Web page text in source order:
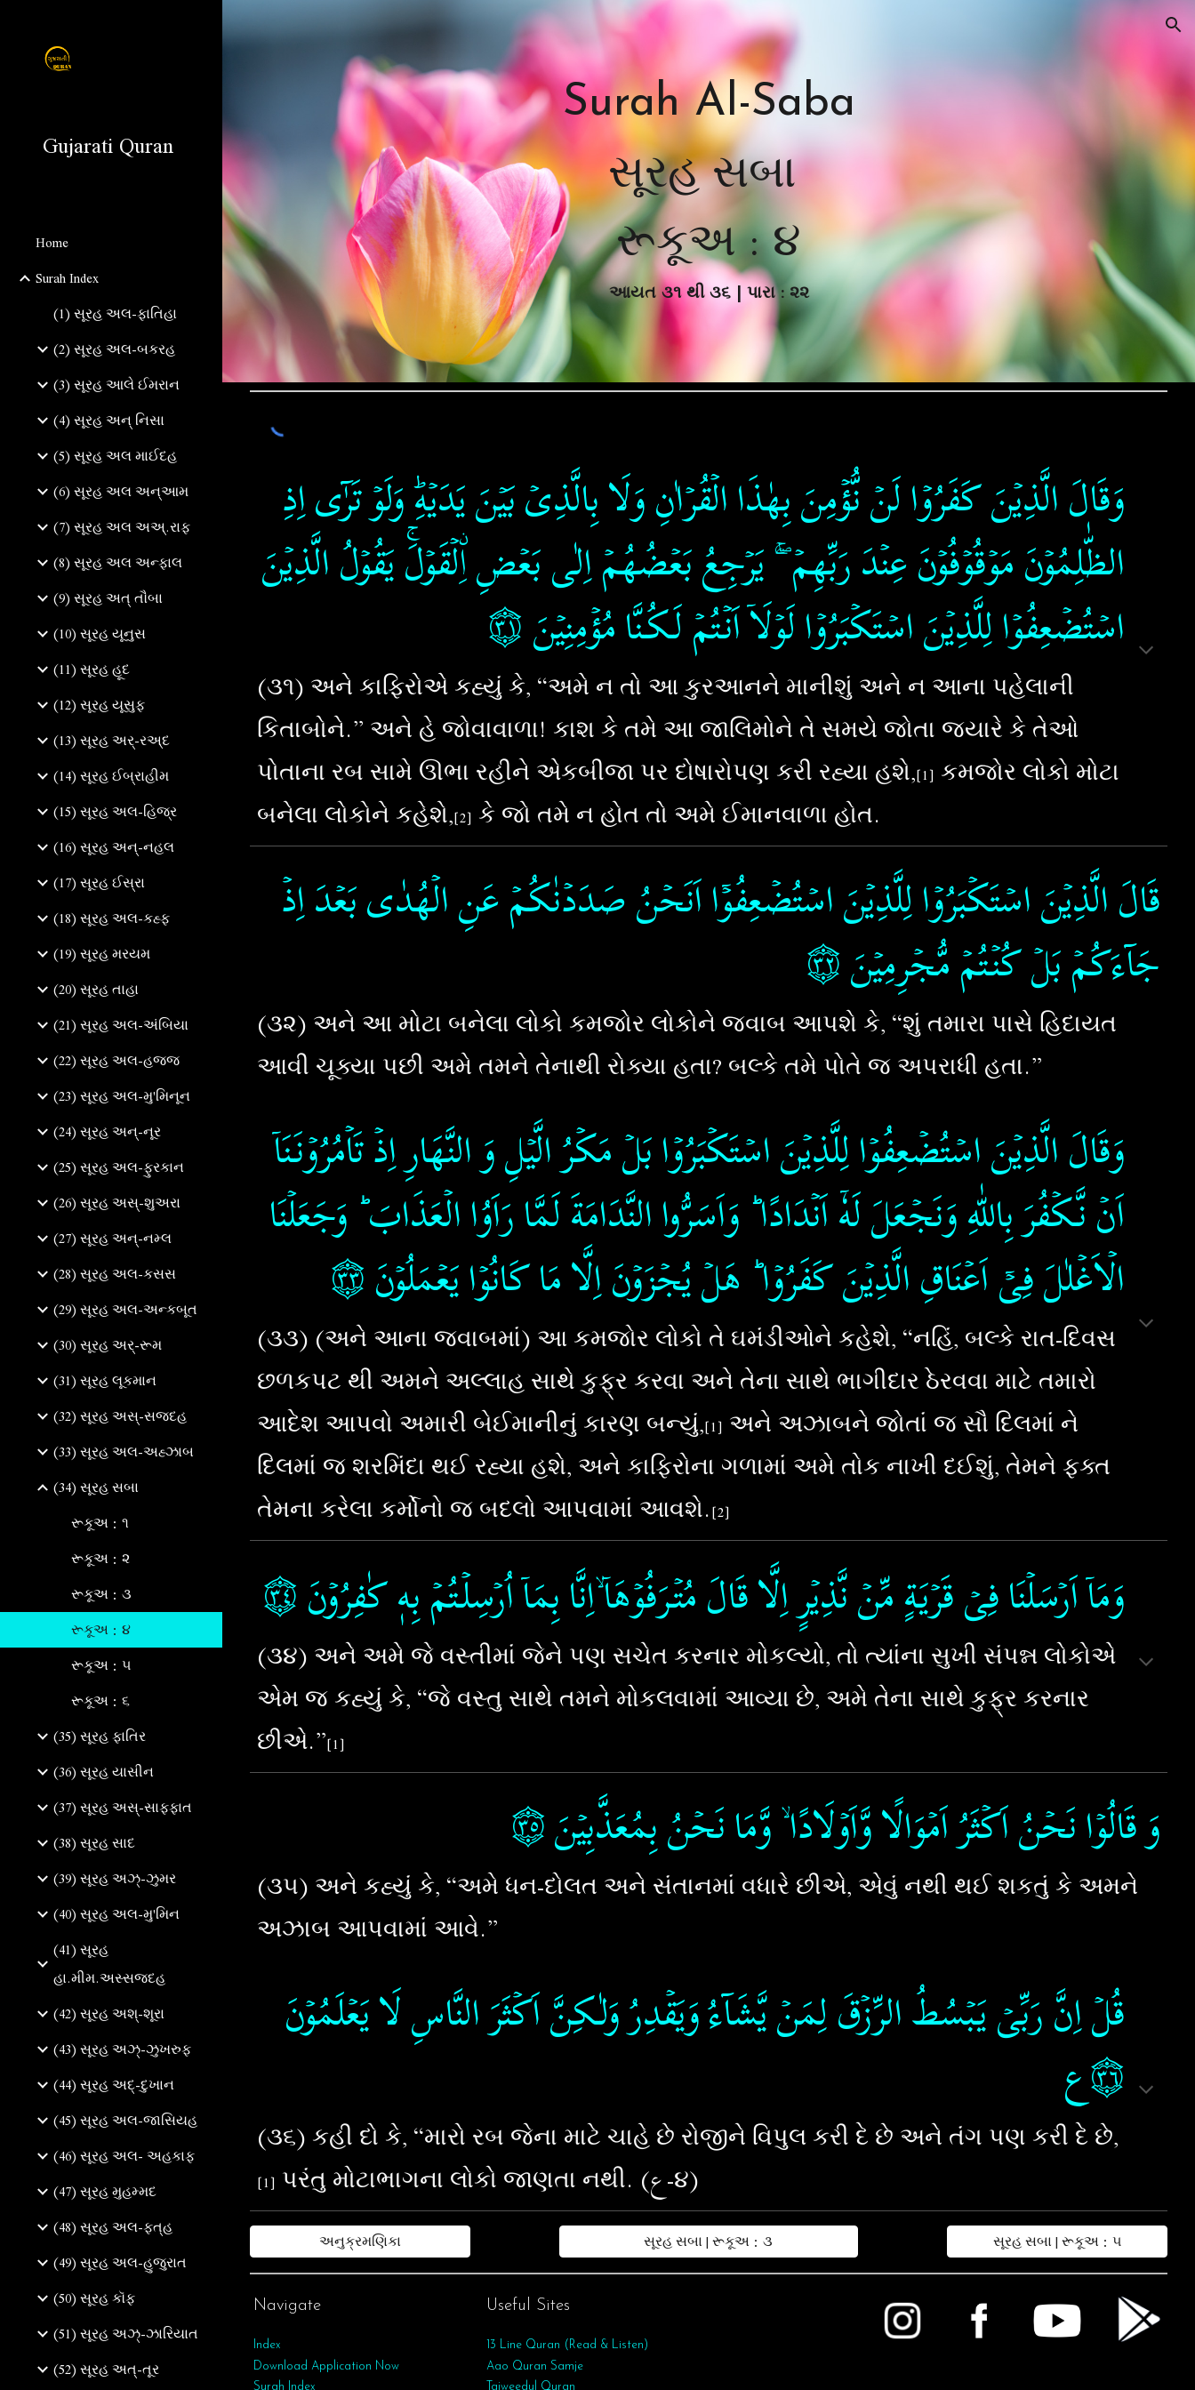
Skip to navigation
Gujarati Quran
Home
Surah Index
(1) સૂરહ અલ-ફાતિહા
(2) સૂરહ અલ-બકરહ
(3) સૂરહ આલે ઈમરાન
(4) સૂરહ અન્ નિસા
(5) સૂરહ અલ માઈદહ
(6) સૂરહ અલ અન્આમ
(7) સૂરહ અલ અઅ્.રાફ
(8) સૂરહ અલ અન્ફાલ
(9) સૂરહ અત્‌ તૌબા
(10) સૂરહ યૂનુસ
(11) સૂરહ હૂદ
(12) સૂરહ યૂસુફ
(13) સૂરહ અર્-રઅ્દ
(14) સૂરહ ઈબ્રાહીમ
(15) સૂરહ અલ-હિજ્ર
(16) સૂરહ અન્-નહલ
(17) સૂરહ ઈસ્રા
(18) સૂરહ અલ-કહ્ફ
(19) સૂરહ મરયમ
(20) સૂરહ તાહા
(21) સૂરહ અલ-અંબિયા
(22) સૂરહ અલ-હજ્જ
(23) સૂરહ અલ-મુ'મિનૂન
(24) સૂરહ અન્-નૂર
(25) સૂરહ અલ-ફુરકાન
(26) સૂરહ અસ્-શુઅરા
(27) સૂરહ અન્-નમ્લ
(28) સૂરહ અલ-કસસ
(29) સૂરહ અલ-અન્કબૂત
(30) સૂરહ અર્-રૂમ
(31) સૂરહ લૂકમાન
(32) સૂરહ અસ્-સજદહ
(33) સૂરહ અલ-અહ્ઝાબ
(34) સૂરહ સબા
રૂકૂઅ : ૧
રૂકૂઅ : ૨
રૂકૂઅ : ૩
રૂકૂઅ : ૪
રૂકૂઅ : ૫
રૂકૂઅ : ૬
(35) સૂરહ ફાતિર
(36) સૂરહ યાસીન
(37) સૂરહ અસ્-સાફફાત
(38) સૂરહ સાદ
(39) સૂરહ અઝ્-ઝુમર
(40) સૂરહ અલ-મુ'મિન
(41) સૂરહ
હા.મીમ.અસ્સજદહ
(42) સૂરહ અશ્-શૂરા
(43) સૂરહ અઝ્-ઝુખરુફ
(44) સૂરહ અદ્-દુખાન
(45) સૂરહ અલ-જાસિયહ
(46) સૂરહ અલ- અહકાફ
(47) સૂરહ મુહમ્મદ
(48) સૂરહ અલ-ફત્‌હ
(49) સૂરહ અલ-હુજુરાત
(50) સૂરહ કૉફ
(51) સૂરહ અઝ્-ઝારિયાત
(52) સૂરહ અત્-તૂર
Surah Al-Saba
સૂરહ સબા
રૂકૂઅ :૪
આયત ૩૧થી ૩૬| પારા : ૨૨
وَقَالَ الَّذِيۡنَ كَفَرُوۡا لَنۡ نُّؤۡمِنَ بِهٰذَا الۡقُرۡاٰنِ وَلَا بِالَّذِىۡ بَيۡنَ يَدَيۡهِؕ وَلَوۡ تَرٰٓى اِذِ
الظّٰلِمُوۡنَ مَوۡقُوۡفُوۡنَ عِنۡدَ رَبِّهِمۡ ۖۚ يَرۡجِعُ بَعۡضُهُمۡ اِلٰى بَعۡضِاِۨلۡقَوۡلَ​ۚ يَقُوۡلُ الَّذِيۡنَ
اسۡتُضۡعِفُوۡا لِلَّذِيۡنَ اسۡتَكۡبَرُوۡا لَوۡلَاۤ اَنۡـتُمۡ لَـكُـنَّا مُؤۡمِنِيۡنَ‏۝٣١
(૩૧) અને કાફિરોએ કહ્યું કે, “અમે ન તો આ કુરઆનને માનીશું અને ન આના પહેલાની
કિતાબોને.” અને હે જોવાવાળા! કાશ કે તમે આ જાલિમોને તે સમયે જોતા જ્યારે કે તેઓ
પોતાના રબ સામે ઊભા રહીને એકબીજા પર દોષારોપણ કરી રહ્યા હશે,[1] કમજોર લોકો મોટા
બનેલા લોકોને કહેશે,[2] કે જો તમે ન હોત તો અમે ઈમાનવાળા હોત.
قَالَ الَّذِيۡنَ اسۡتَكۡبَرُوۡا لِلَّذِيۡنَ اسۡتُضۡعِفُوۡۤا اَنَحۡنُ صَدَدۡنٰكُمۡ عَنِ الۡهُدٰى بَعۡدَ اِذۡ
جَآءَكُمۡ بَلۡ كُنۡتُمۡ مُّجۡرِمِيۡنَ‏۝٣٢
(૩૨) અને આ મોટા બનેલા લોકો કમજોર લોકોને જવાબ આપશે કે, “શું તમારા પાસે હિદાયત
આવી ચૂક્યા પછી અમે તમને તેનાથી રોક્યા હતા? બલ્કે તમે પોતે જ અપરાધી હતા.”
وَقَالَ الَّذِيۡنَ اسۡتُضۡعِفُوۡا لِلَّذِيۡنَ اسۡتَكۡبَرُوۡا بَلۡ مَكۡرُ الَّيۡلِ وَ النَّهَارِ اِذۡ تَاۡمُرُوۡنَـنَاۤ
اَنۡ نَّـكۡفُرَ بِاللّٰهِ وَنَجۡعَلَ لَهٗۤ اَنۡدَادًا ؕ وَاَسَرُّوا النَّدَامَةَ لَمَّا رَاَوُا الۡعَذَابَ ؕ وَجَعَلۡنَا
الۡاَغۡلٰلَ فِىۡۤ اَعۡنَاقِ الَّذِيۡنَ كَفَرُوۡا ؕ هَلۡ يُجۡزَوۡنَ اِلَّا مَا كَانُوۡا يَعۡمَلُوۡنَ۝٣٣
(૩૩) (અને આના જવાબમાં) આ કમજોર લોકો તે ઘમંડીઓને કહેશે, “નહિં, બલ્કે રાત-દિવસ
છળકપટ થી અમને અલ્લાહ સાથે કુફ્ર કરવા અને તેના સાથે ભાગીદાર ઠેરવવા માટે તમારો
આદેશ આપવો અમારી બેઈમાનીનું કારણ બન્યું,[1] અને અઝાબને જોતાં જ સૌ દિલમાં ને
દિલમાં જ શરમિંદા થઈ રહ્યા હશે, અને કાફિરોના ગળામાં અમે તોક નાખી દઈશું, તેમને ફક્ત
તેમના કરેલા કર્મોનો જ બદલો આપવામાં આવશે.[2]
وَمَاۤ اَرۡسَلۡنَا فِىۡ قَرۡيَةٍ مِّنۡ نَّذِيۡرٍ اِلَّا قَالَ مُتۡـرَفُوۡهَاۤ ۙاِنَّا بِمَاۤ اُرۡسِلۡـتُمۡ بِهٖ كٰفِرُوۡنَ‏۝٣٤
(૩૪) અને અમે જે વસ્તીમાં જેને પણ સચેત કરનાર મોકલ્યો, તો ત્યાંના સુખી સંપન્ન લોકોએ
એમ જ કહ્યું કે, “જે વસ્તુ સાથે તમને મોકલવામાં આવ્યા છે, અમે તેના સાથે કુફ્ર કરનાર
છીએ.”[1]
وَ قَالُوۡا نَحۡنُ اَكۡثَرُ اَمۡوَالًا وَّاَوۡلَادًا ۙ وَّمَا نَحۡنُ بِمُعَذَّبِيۡنَ‏۝٣٥
(૩૫) અને કહ્યું કે, “અમે ધન-દોલત અને સંતાનમાં વધારે છીએ, એવું નથી થઈ શકતું કે અમને
અઝાબ આપવામાં આવે.”
قُلۡ اِنَّ رَبِّىۡ يَبۡسُطُ الرِّزۡقَ لِمَنۡ يَّشَآءُ وَيَقۡدِرُ وَلٰـكِنَّ اَكۡثَرَ النَّاسِ لَا يَعۡلَمُوۡنَ‏
۝٣٦ع
(૩૬) કહી દો કે, “મારો રબ જેના માટે ચાહે છે રોજીને વિપુલ કરી દે છે અને તંગ પણ કરી દે છે,
[1] પરંતુ મોટાભાગના લોકો જાણતા નથી. (ع-૪)
અનુક્રમણિકા સૂરહ સબા | રૂકૂઅ : ૩ સૂરહ સબા | રૂકૂઅ : ૫
Navigate
Index
Download Application Now
Surah Index
Useful Sites
13 Line Quran (Read & Listen)
Aao Quran Samje
Tajweedul Quran